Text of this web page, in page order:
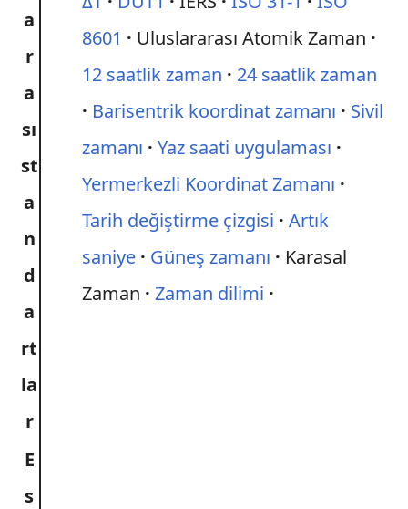
a
r
a
sı
st
a
n
d
a
rt
la
r
8601
Uluslararası Atomik Zaman
12 saatlik zaman
24 saatlik zaman
Barisentrik koordinat zamanı
Sivil
zamanı
Yaz saati uygulaması
Yermerkezli Koordinat Zamanı
Tarih değiştirme çizgisi
Artık
saniye
Güneş zamanı
Karasal
Zaman
Zaman dilimi
E
s